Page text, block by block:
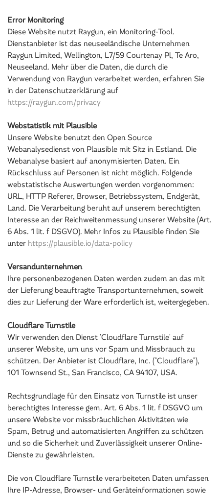
Error Monitoring
Diese Website nutzt Raygun, ein Monitoring-Tool.
Dienstanbieter ist das neuseeländische Unternehmen
Raygun Limited, Wellington, L7/59 Courtenay Pl, Te Aro,
Neuseeland. Mehr über die Daten, die durch die
Verwendung von Raygun verarbeitet werden, erfahren Sie
in der Datenschutzerklärung auf
https://raygun.com/privacy
Webstatistik mit Plausible
Unsere Website benutzt den Open Source
Webanalysedienst von Plausible mit Sitz in Estland. Die
Webanalyse basiert auf anonymisierten Daten. Ein
Rückschluss auf Personen ist nicht möglich. Folgende
webstatistische Auswertungen werden vorgenommen:
URL, HTTP Referer, Browser, Betriebssystem, Endgerät,
Land. Die Verarbeitung beruht auf unserem berechtigten
Interesse an der Reichweitenmessung unserer Website (Art.
6 Abs. 1 lit. f DSGVO). Mehr Infos zu Plausible finden Sie
unter https://plausible.io/data-policy
Versandunternehmen
Ihre personenbezogenen Daten werden zudem an das mit
der Lieferung beauftragte Transportunternehmen, soweit
dies zur Lieferung der Ware erforderlich ist, weitergegeben.
Cloudflare Turnstile
Wir verwenden den Dienst 'Cloudflare Turnstile' auf
unserer Website, um uns vor Spam und Missbrauch zu
schützen. Der Anbieter ist Cloudflare, Inc. ("Cloudflare"),
101 Townsend St., San Francisco, CA 94107, USA.
Rechtsgrundlage für den Einsatz von Turnstile ist unser
berechtigtes Interesse gem. Art. 6 Abs. 1 lit. f DSGVO um
unsere Website vor missbräuchlichen Aktivitäten wie
Spam, Betrug und automatisierten Angriffen zu schützen
und so die Sicherheit und Zuverlässigkeit unserer Online-
Dienste zu gewährleisten.
Die von Cloudflare Turnstile verarbeiteten Daten umfassen
Ihre IP-Adresse, Browser- und Geräteinformationen sowie